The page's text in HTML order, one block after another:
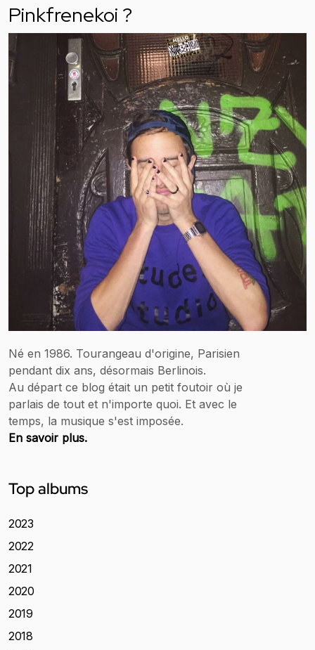
Pinkfrenekoi ?
Né en 1986. Tourangeau d'origine, Parisien
pendant dix ans, désormais Berlinois.
Au départ ce blog était un petit foutoir où je
parlais de tout et n'importe quoi. Et avec le
temps, la musique s'est imposée.
En savoir plus.
Top albums
2023
2022
2021
2020
2019
2018